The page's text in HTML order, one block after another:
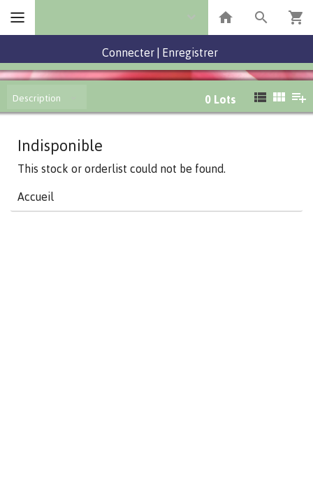
Connecter Enregistrer
Description 0 Lots
Indisponible
This stock or orderlist could not be found.
Accueil